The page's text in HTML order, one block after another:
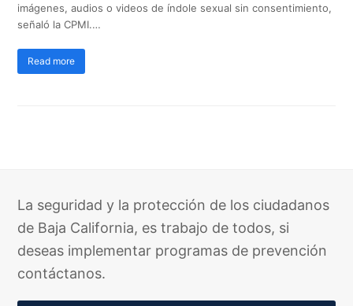
imágenes, audios o videos de índole sexual sin consentimiento,
señaló la CPMI.…
Read more
La seguridad y la protección de los ciudadanos
de Baja California, es trabajo de todos, si
deseas implementar programas de prevención
contáctanos.